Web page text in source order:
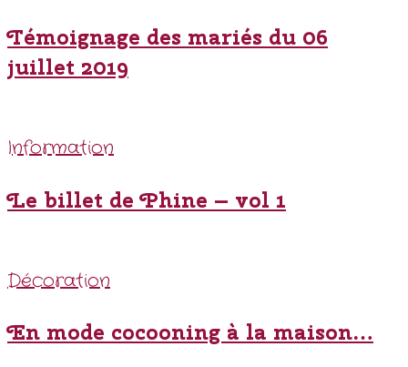
Témoignage des mariés du 06
juillet 2019
Information
Le billet de Phine – vol 1
Décoration
En mode cocooning à la maison…